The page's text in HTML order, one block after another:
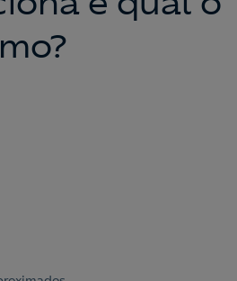
Linha de Apoio e Contratação